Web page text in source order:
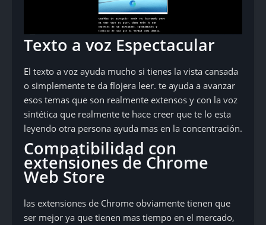
Texto a voz Espectacular
El texto a voz ayuda mucho si tienes la vista cansada
o simplemente te da flojera leer. te ayuda a avanzar
esos temas que son realmente extensos y con la voz
sintética que realmente te hace creer que te lo esta
leyendo otra persona ayuda mas en la concentración.
Compatibilidad con
extensiones de Chrome
Web Store
las extensiones de Chrome obviamente tienen que
ser mejor ya que tienen mas tiempo en el mercado,